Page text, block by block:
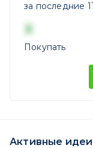
за последние
X
Покупать
Активные